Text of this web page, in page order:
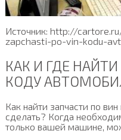
Источник: http://
zapchasti-po-vin-kodu-
КАК И ГДЕ
КОДУ
Как найти запчасти по
сделать? Когда
только вашей машине,